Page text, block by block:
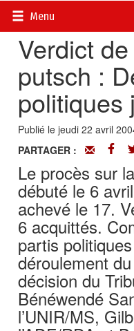
Menu
Accueil>
Verdict
putsch :
politiques
Publié le jeudi 22 avril
PARTAGER :
Le procès sur
débuté le 6
achevé le 17.
6 acquittés.
partis
déroulement
décision du
Bénéwendé
l’UNIR/MS,